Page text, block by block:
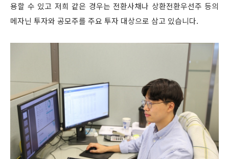
용할 수 있고 저희 같은 경우는 전환사채나 상환전환우선주 등의
메자닌 투자와 공모주를 주요 투자 대상으로 삼고 있습니다.